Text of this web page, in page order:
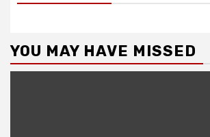
YOU MAY HAVE MISSED